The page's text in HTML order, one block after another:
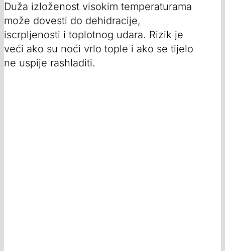
Duža izloženost visokim temperaturama
može dovesti do dehidracije,
iscrpljenosti i toplotnog udara. Rizik je
veći ako su noći vrlo tople i ako se tijelo
ne uspije rashladiti.